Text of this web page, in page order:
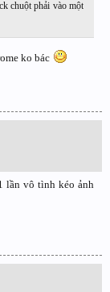
chuột phải vào một
ko bác
lần vô tình kéo ảnh